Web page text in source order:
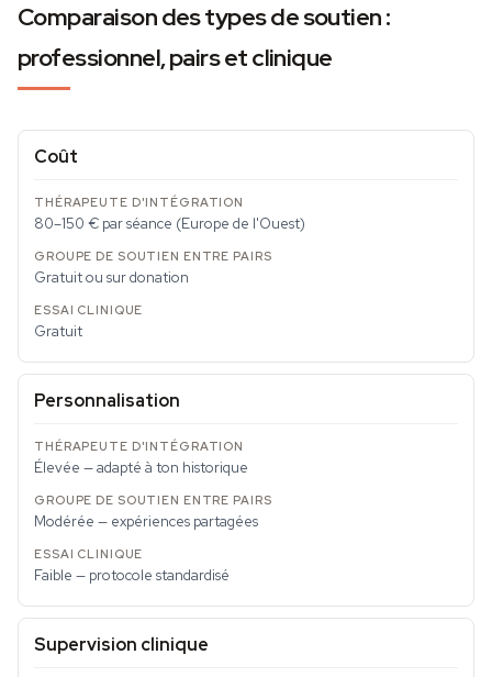
Comparaison des types de soutien :
professionnel, pairs et clinique
Coût
80–150 € par séance (Europe de l'Ouest)
Gratuit ou sur donation
Gratuit
Personnalisation
Élevée — adapté à ton historique
Modérée — expériences partagées
Faible — protocole standardisé
Supervision clinique